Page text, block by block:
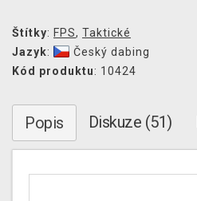
Štítky: FPS, Taktické
Jazyk:
Český dabing
Kód produktu: 10424
Popis Diskuze (51)